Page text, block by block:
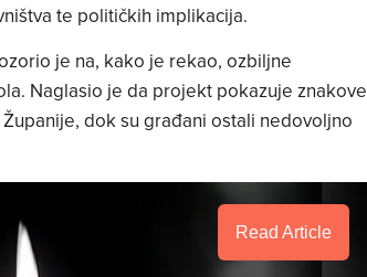
te političkih implikacija.
je na, kako je rekao, ozbiljne
Naglasio je da projekt pokazuje znakove
dok su građani ostali nedovoljno
Read Article